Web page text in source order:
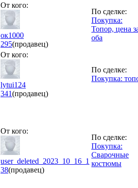
От кого:
ок1000
295(продавец)
По сделке:
Покупка:
Топор, цена
оба
От кого:
lytui124
341(продавец)
По сделке:
Покупка:
От кого:
user_deleted_2023_10_16_1
38(продавец)
По сделке:
Покупка:
Сварочные
костюмы